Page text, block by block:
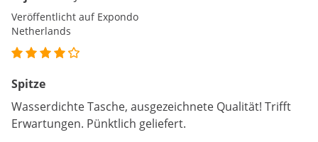
Veröffentlicht auf Expondo
Netherlands
Spitze
Wasserdichte Tasche, ausgezeichnete Qualität! Trifft
Erwartungen. Pünktlich geliefert.